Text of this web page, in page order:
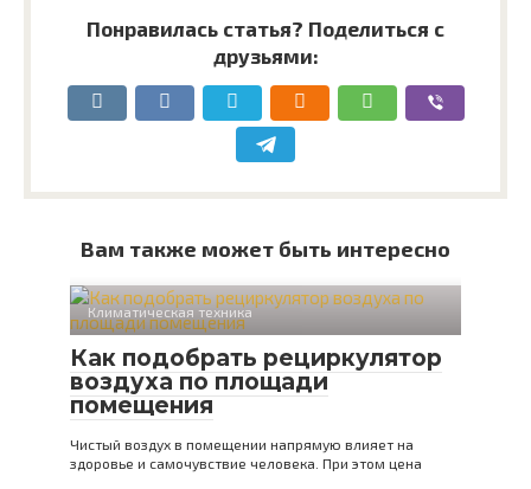
Понравилась статья? Поделиться с
друзьями:
Вам также может быть интересно
Климатическая техника
Как подобрать рециркулятор
воздуха по площади
помещения
Чистый воздух в помещении напрямую влияет на
здоровье и самочувствие человека. При этом цена